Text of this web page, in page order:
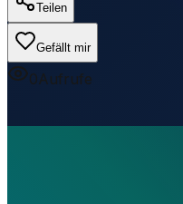
Teilen
Gefällt mir
0Aufrufe